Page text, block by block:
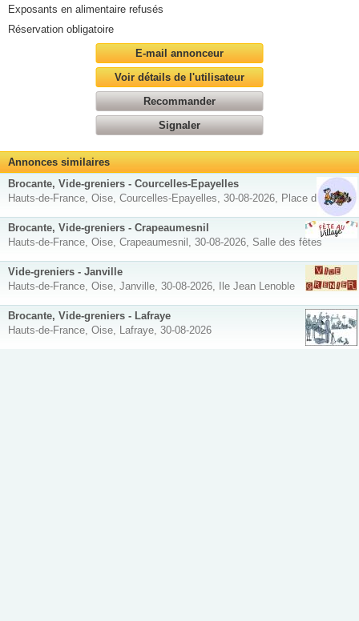
Exposants en alimentaire refusés
Réservation obligatoire
E-mail annonceur
Voir détails de l'utilisateur
Recommander
Signaler
Annonces similaires
Brocante, Vide-greniers - Courcelles-Epayelles
Hauts-de-France, Oise, Courcelles-Epayelles, 30-08-2026, Place du village
Brocante, Vide-greniers - Crapeaumesnil
Hauts-de-France, Oise, Crapeaumesnil, 30-08-2026, Salle des fêtes
Vide-greniers - Janville
Hauts-de-France, Oise, Janville, 30-08-2026, Ile Jean Lenoble
Brocante, Vide-greniers - Lafraye
Hauts-de-France, Oise, Lafraye, 30-08-2026